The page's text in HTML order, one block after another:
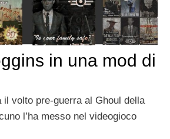
in una mod di
il volto pre-guerra al Ghoul della
l’ha messo nel videogioco